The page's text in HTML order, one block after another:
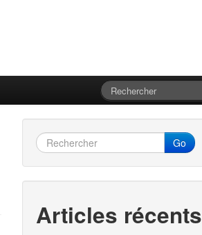
Go
Articles récents